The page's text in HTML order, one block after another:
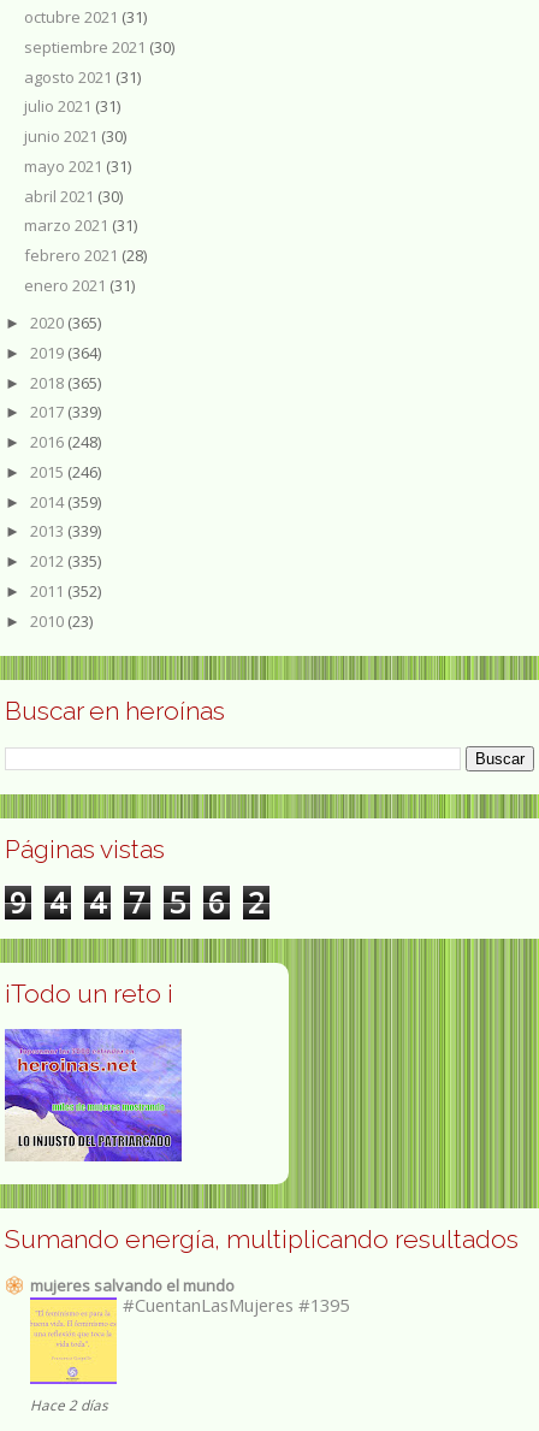
octubre 2021 (31)
septiembre 2021 (30)
agosto 2021 (31)
julio 2021 (31)
junio 2021 (30)
mayo 2021 (31)
abril 2021 (30)
marzo 2021 (31)
febrero 2021 (28)
enero 2021 (31)
► 2020 (365)
► 2019 (364)
► 2018 (365)
► 2017 (339)
► 2016 (248)
► 2015 (246)
► 2014(359)
► 2013 (339)
► 2012 (335)
► 2011 (352)
► 2010 (23)
Buscar en heroínas
Páginas vistas
9 4 4 7 5 6 2
¡Todo un reto ¡
Sumando energía, multiplicando resultados
mujeres salvando el mundo
#CuentanLasMujeres #1395
Hace 2 días